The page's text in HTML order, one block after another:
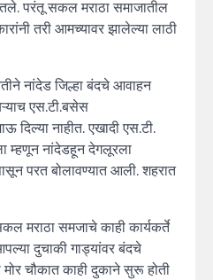
परंतू सकल मराठा समाजातील
तरी आमच्यावर झालेल्या लाठी
नांदेड जिल्हा बंदचे आवाहन
एस.टी.बसेस
दिल्या नाहीत. एखादी एस.टी.
म्हणून नांदेडहून देगलूरला
परत बोलावण्यात आली. शहरात
मराठा समजाचे काही कार्यकर्ते
दुचाकी गाड्यांवर बंदचे
चौकात काही दुकाने सुरू होती